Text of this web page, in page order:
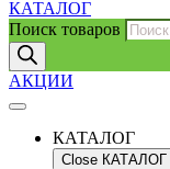
КАТАЛОГ
Поиск товаров
АКЦИИ
КАТАЛОГ
Close КАТАЛОГ